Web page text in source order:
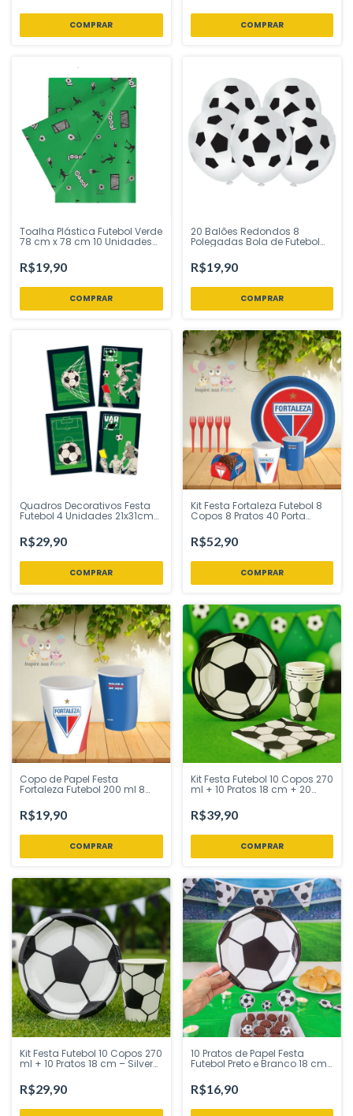
Toalha Plástica Futebol Verde
78 cm x 78 cm 10 Unidades
Festa Loja
R$19,90
20 Balões Redondos 8
Polegadas Bola de Futebol
R$19,90
Quadros Decorativos Festa
Futebol 4 Unidades 21x31cm
R$29,90
Kit Festa Fortaleza Futebol 8
Copos 8 Pratos 40 Porta
Festcolor Licenciado
R$52,90
Copo de Papel Festa
Fortaleza Futebol 200 ml 8
Sua Festa Loja
R$19,90
Kit Festa Futebol 10 Copos 270
ml + 10 Pratos 18 cm + 20
Silver Festas
R$39,90
Kit Festa Futebol 10 Copos 270
ml + 10 Pratos 18 cm – Silver
R$29,90
10 Pratos de Papel Festa
Futebol Preto e Branco 18 cm
Festa Loja
R$16,90